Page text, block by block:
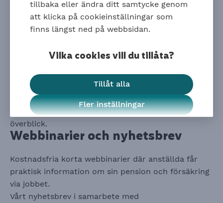
överblick.
Information för tjänstemän
ITP 1.
Så här fungerar tjänstepensionen ITP 2.
Försäkringsskyddet förtjänstemän.
Genom
Avtalats digitala pensionsrådgivning
får
tjänstemän kostnadsfria råd kring sina val för ITP.
Tips för ditt pensionssparande - få en snabb
överblick.
Webbinarier och nyhetsbrev
Kostnadsfria korta webbinarier där anställda får
praktisk information om sin pension och försäkring
via jobbet.
Vårt nyhetsbrev i samarbete med
tillbaka eller ändra ditt samtycke genom
att klicka på cookieinställningar som
finns längst ned på webbsidan.
Vilka cookies vill du tillåta?
Tillåt alla
Fler inställningar